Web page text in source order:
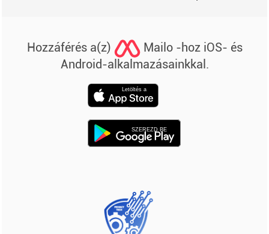
Hozzáférés a(z)
Mailo -hoz iOS- és
Android-alkalmazásainkkal.
Letöltés a
SZEREZD BE